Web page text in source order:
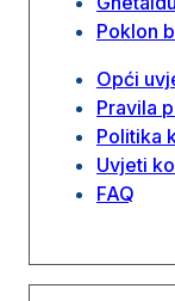
Poklon
Opći
Pravila
Politika
Uvjeti
FAQ